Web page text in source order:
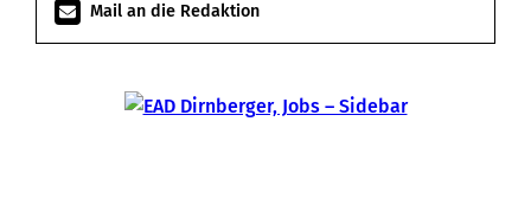
Mail an die Redaktion